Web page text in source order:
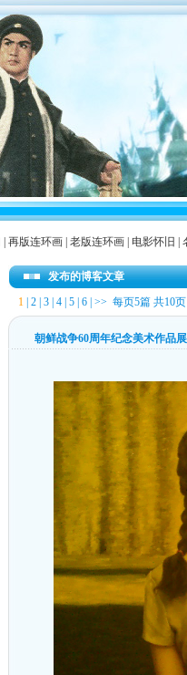
再版连环画| 老版连环画| 电影怀旧
发布的博客文章
1| 2| 3| 4| 5| 6| >> 每页5篇 共10页
朝鲜战争60周年纪念美术作品